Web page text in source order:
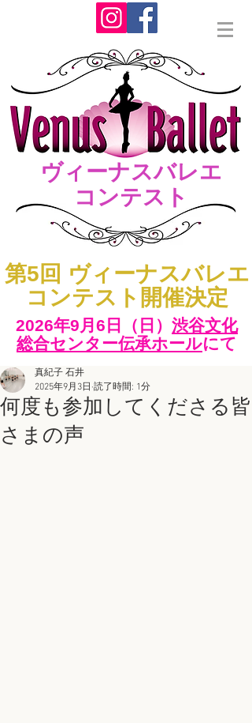
ヴィーナスバレエ
コンテスト
​第5回 ヴィーナスバレエ
コンテスト開催決定
2026年9月6日（日）​ 渋谷文化
総合センター伝承ホールにて
何度も参加してくださる皆
さまの声
真紀子 石井
2025年9月3日 読了時間: 1分